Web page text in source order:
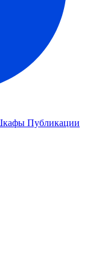
Публикации